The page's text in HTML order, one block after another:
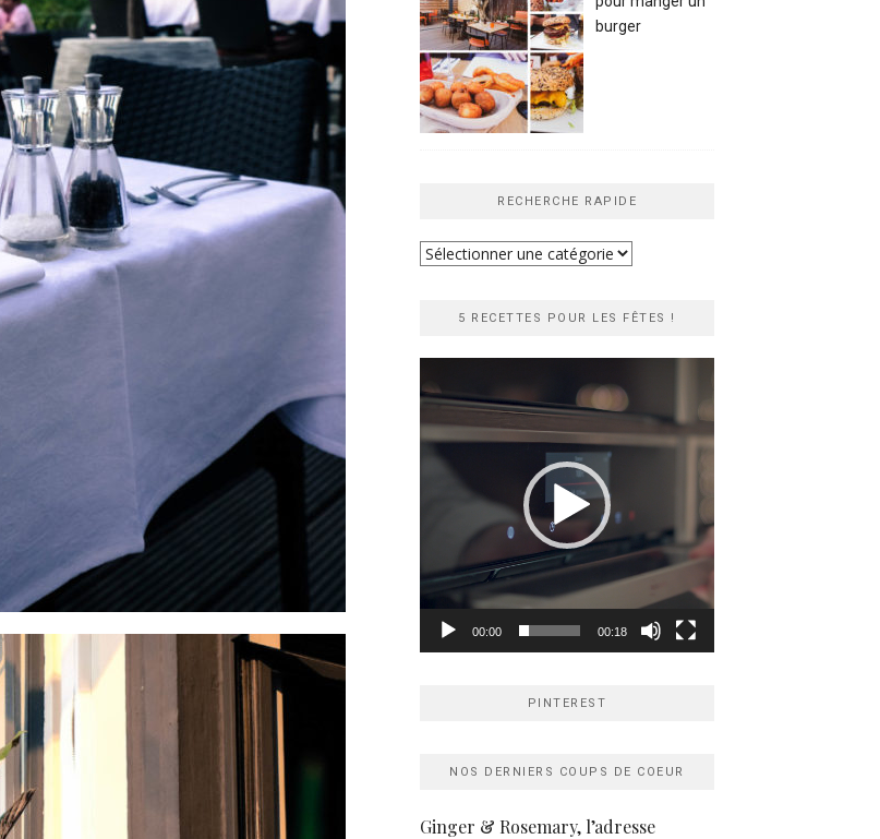
burger
RECHERCHE RAPIDE
Recherche
5 RECETTES POUR LES FÊTES !
vidéo
00:00 00:18
PINTEREST
NOS DERNIERS COUPS DE COEUR
Ginger & Rosemary, l’adresse